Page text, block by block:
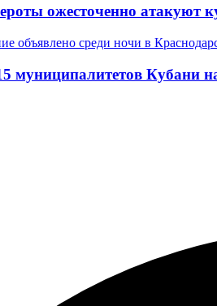
ожесточенно атакуют
муниципалитетов Кубани